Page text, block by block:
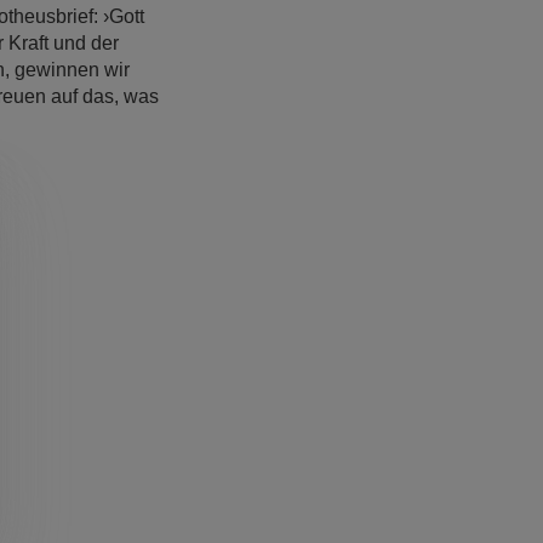
›Gott
Kraft und der
gewinnen wir
auf das, was